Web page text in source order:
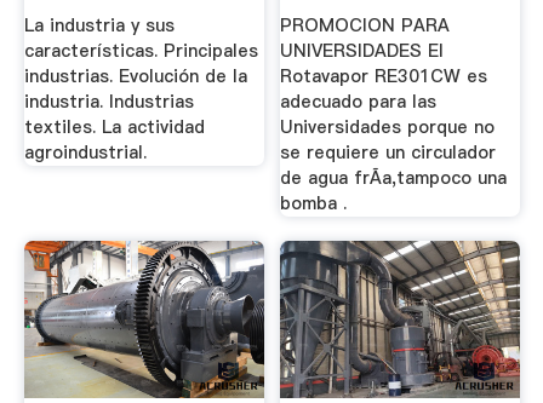
La industria y sus
características. Principales
industrias. Evolución de la
industria. Industrias
textiles. La actividad
agroindustrial.
PROMOCION PARA
UNIVERSIDADES El
Rotavapor RE301CW es
adecuado para las
Universidades porque no
se requiere un circulador
de agua frÃ­a,tampoco una
bomba .